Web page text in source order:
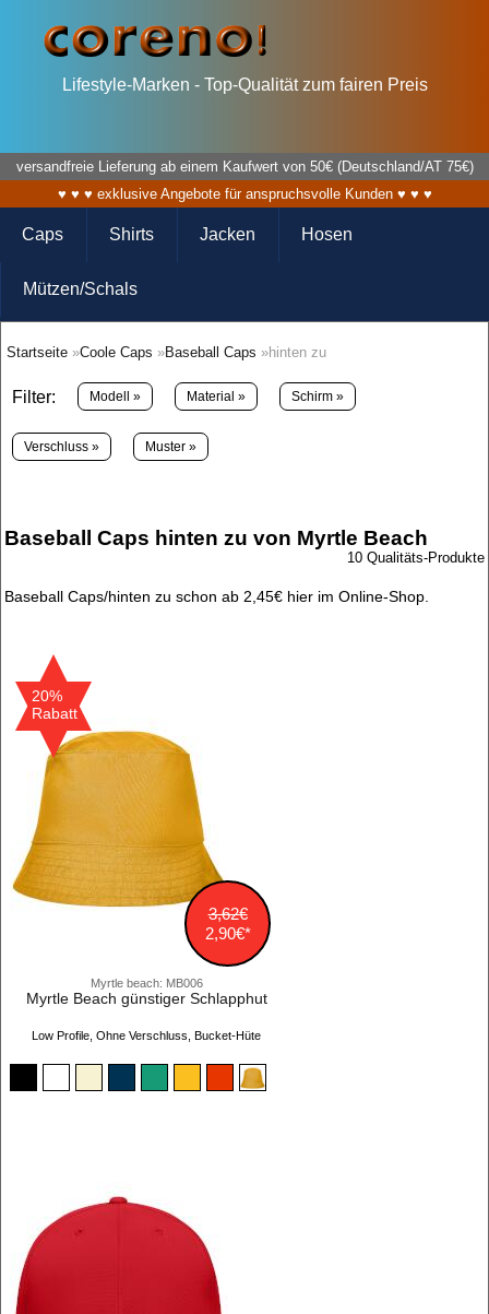
Lifestyle-Marken - Top-Qualität zum fairen Preis
versandfreie Lieferung ab einem Kaufwert von 50€ (Deutschland/AT 75€)
♥ ♥ ♥ exklusive Angebote für anspruchsvolle Kunden ♥ ♥ ♥
Caps Shirts Jacken Hosen
Mützen/Schals
Startseite »Coole Caps »Baseball Caps »hinten zu
Filter: Modell » Material » Schirm »
Verschluss » Muster »
Baseball Caps hinten zu von Myrtle Beach
10 Qualitäts-Produkte
Baseball Caps/hinten zu schon ab 2,45€ hier im Online-Shop.
20%
Rabatt
Myrtle beach: MB006
3,62€
2,90€*
Myrtle Beach günstiger Schlapphut
Low Profile, Ohne Verschluss, Bucket-Hüte